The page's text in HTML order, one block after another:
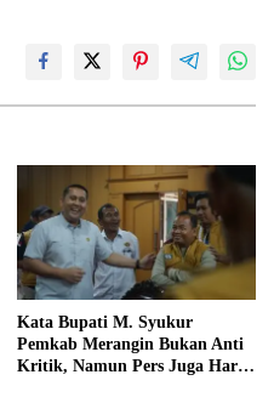
Kata Bupati M. Syukur
Pemkab Merangin Bukan Anti
Kritik, Namun Pers Juga Harus